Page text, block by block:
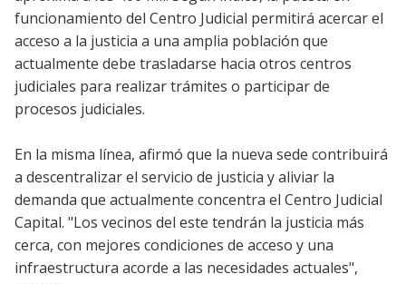
funcionamiento del Centro Judicial permitirá acercar el
acceso a la justicia a una amplia población que
actualmente debe trasladarse hacia otros centros
judiciales para realizar trámites o participar de
procesos judiciales.
En la misma línea, afirmó que la nueva sede contribuirá
a descentralizar el servicio de justicia y aliviar la
demanda que actualmente concentra el Centro Judicial
Capital. "Los vecinos del este tendrán la justicia más
cerca, con mejores condiciones de acceso y una
infraestructura acorde a las necesidades actuales",